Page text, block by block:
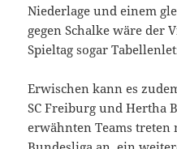
Niederlage und einem
gegen Schalke wäre der
Spieltag sogar
Erwischen kann es
SC Freiburg und Hertha
erwähnten Teams treten